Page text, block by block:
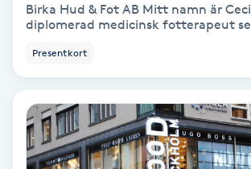
Terapi
Toning
Torr hårbotten
Birka Hud & Fot AB Mitt namn är Cecilia.Säll och är
diplomerad medicinsk fotterapeut se
Presentkort